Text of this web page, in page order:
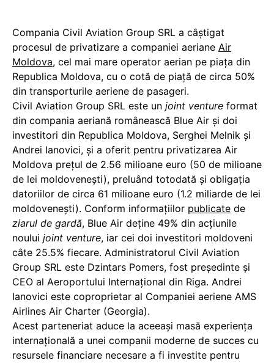
Compania Civil Aviation Group SRL a câștigat
procesul de privatizare a companiei aeriane Air
Moldova, cel mai mare operator aerian pe piaţa din
Republica Moldova, cu o cotă de piață de circa 50%
din transporturile aeriene de pasageri.
Civil Aviation Group SRL este un joint venture format
din compania aeriană românească Blue Air și doi
investitori din Republica Moldova, Serghei Melnik și
Andrei Ianovici, și a oferit pentru privatizarea Air
Moldova prețul de 2.56 milioane euro (50 de milioane
de lei moldovenești), preluând totodată și obligația
datoriilor de circa 61 milioane euro (1.2 miliarde de lei
moldovenești). Conform informațiilor publicate de
ziarul de gardă, Blue Air deține 49% din acțiunile
noului joint venture, iar cei doi investitori moldoveni
câte 25.5% fiecare. Administratorul Civil Aviation
Group SRL este Dzintars Pomers, fost președinte și
CEO al Aeroportului Internațional din Riga. Andrei
Ianovici este coproprietar al Companiei aeriene AMS
Airlines Air Charter (Georgia).
Acest parteneriat aduce la aceeași masă experiența
internațională a unei companii moderne de succes cu
resursele financiare necesare a fi investite pentru